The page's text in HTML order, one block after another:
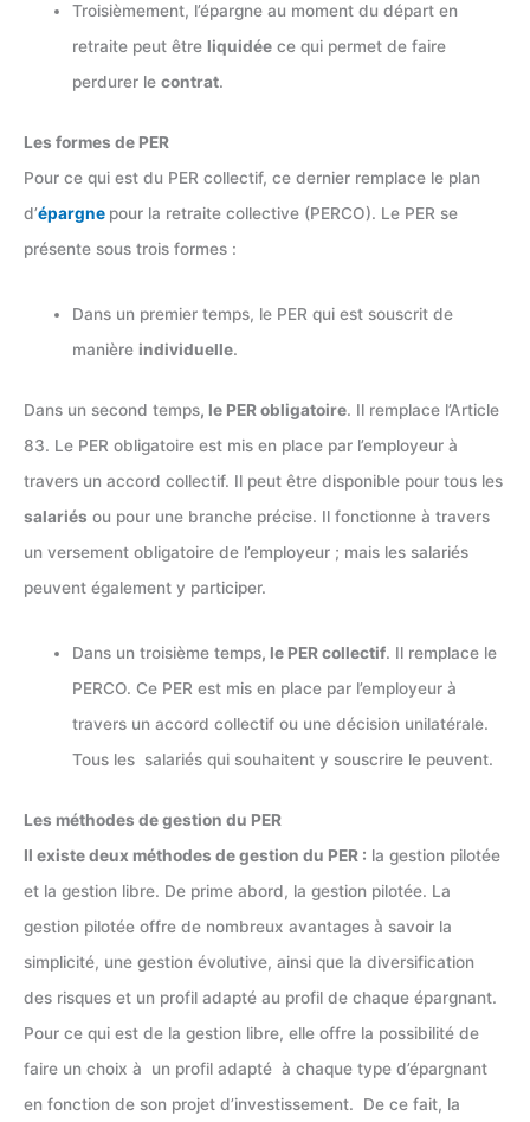
Troisièmement, l’épargne au moment du départ en
retraite peut être liquidée ce qui permet de faire
perdurer lecontrat.
Les formes de PER
Pour ce qui est du PER collectif, ce dernier remplace le plan
d’épargne pour la retraite collective (PERCO). Le PER se
présente sous trois formes :
Dans un premier temps, le PER qui est souscrit de
manière individuelle.
Dans un second temps, le PER obligatoire. Il remplace l’Article
83. Le PER obligatoire est mis en place par l’employeur à
travers un accord collectif. Il peut être disponible pour tous les
salariés ou pour une branche précise. Il fonctionne à travers
un versement obligatoire de l’employeur ; mais les salariés
peuvent également y participer.
Dans un troisième temps, le PER collectif. Il remplace le
PERCO. Ce PER est mis en place par l’employeur à
travers un accord collectif ou une décision unilatérale.
Tous les salariés qui souhaitent y souscrire le peuvent.
Les méthodes de gestion du PER
Il existe deux méthodes de gestion du PER : la gestion pilotée
et la gestion libre. De prime abord, la gestion pilotée. La
gestion pilotée offre de nombreux avantages à savoir la
simplicité, une gestion évolutive, ainsi que la diversification
des risques et un profil adapté au profil de chaque épargnant.
Pour ce qui est de la gestion libre, elle offre la possibilité de
faire un choix à un profil adapté à chaque type d’épargnant
en fonction de son projet d’investissement. De ce fait, la